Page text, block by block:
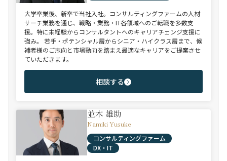
大学卒業後、新卒で当社入社。コンサルティングファームの人材
サーチ業務を通じ、戦略・業務・IT各領域へのご転職を多数支
援。特に未経験からコンサルタントへのキャリアチェンジ支援に
強み。 若手・ポテンシャル層からシニア・ハイクラス層まで、候
補者様のご志向と市場動向を踏まえ最適なキャリアをご提案させ
ていただきます。
相談する
並木 雄助
Namiki Yusuke
コンサルティングファーム
DX・IT